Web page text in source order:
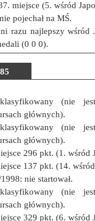
miejsce (5. wśród
pojechał na MŚ.
razu najlepszy wśród
(0 0 0).
(nie
głównych).
(nie
głównych).
296 pkt. (1. wśród
137 pkt. (14.
nie startował.
(nie
głównych).
329 pkt. (6. wśród